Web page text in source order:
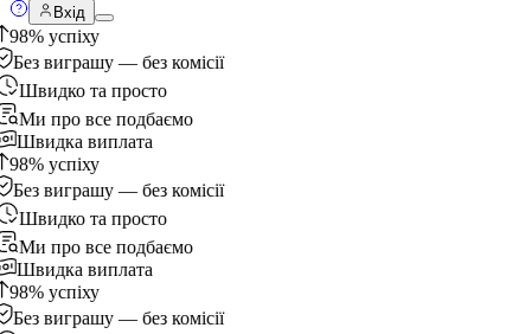
Вхід
98% успіху
Без виграшу — без комісії
Швидко та просто
Ми про все подбаємо
Швидка виплата
98% успіху
Без виграшу — без комісії
Швидко та просто
Ми про все подбаємо
Швидка виплата
98% успіху
Без виграшу — без комісії